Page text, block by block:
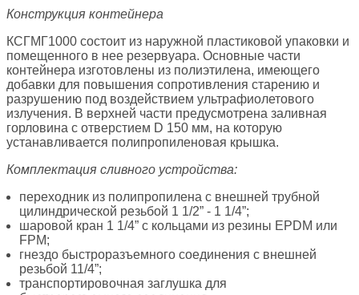
Конструкция контейнера
КСГМГ1000 состоит из наружной пластиковой упаковки и
помещенного в нее резервуара. Основные части
контейнера изготовлены из полиэтилена, имеющего
добавки для повышения сопротивления старению и
разрушению под воздействием ультрафиолетового
излучения. В верхней части предусмотрена заливная
горловина с отверстием D 150 мм, на которую
устанавливается полипропиленовая крышка.
Комплектация сливного устройства:
переходник из полипропилена с внешней трубной
цилиндрической резьбой 1 1/2” - 1 1/4”;
шаровой кран 1 1/4” c кольцами из резины EPDM или
FPM;
гнездо быстроразъемного соединения с внешней
резьбой 11/4”;
транспортировочная заглушка для